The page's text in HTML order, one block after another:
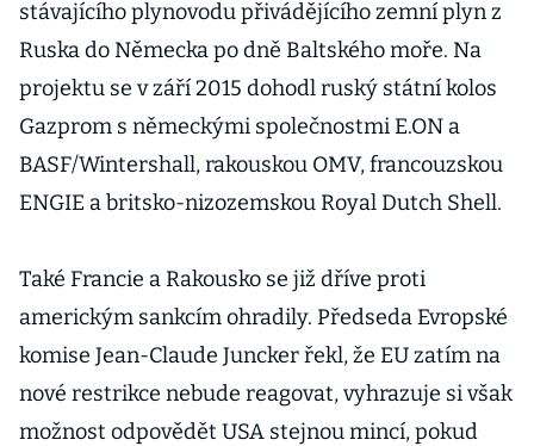
stávajícího plynovodu přivádějícího zemní plyn z
Ruska do Německa po dně Baltského moře. Na
projektu se v září 2015 dohodl ruský státní kolos
Gazprom s německými společnostmi E.ON a
BASF/Wintershall, rakouskou OMV, francouzskou
ENGIE a britsko-nizozemskou Royal Dutch Shell.
Také Francie a Rakousko se již dříve proti
americkým sankcím ohradily. Předseda Evropské
komise Jean-Claude Juncker řekl, že EU zatím na
nové restrikce nebude reagovat, vyhrazuje si však
možnost odpovědět USA stejnou mincí, pokud